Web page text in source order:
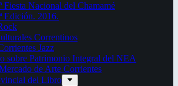
Fiesta Nacional del Chamamé
Edición. 2016.
Correntinos
Jazz
sobre Patrimonio Integral del NEA
de Arte Corrientes
del Libro